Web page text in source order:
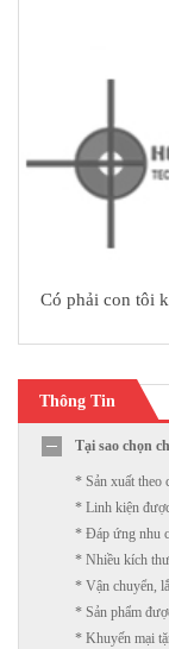
Có phải con tôi
Thông Tin
Tại sao chọn
* Sản xuất theo
* Linh kiện
* Đáp ứng nhu
* Nhiều kích
* Vận chuyển,
* Sản phẩm
* Khuyến mại